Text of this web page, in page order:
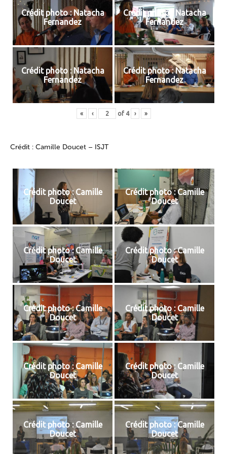
Crédit photo : Natacha
Fernandez
Crédit photo : Natacha
Fernandez
Crédit photo : Natacha
Fernandez
Crédit photo : Natacha
Fernandez
« ‹ of 4 › »
Crédit : Camille Doucet – ISJT
Crédit photo : Camille
Doucet
Crédit photo : Camille
Doucet
Crédit photo : Camille
Doucet
Crédit photo : Camille
Doucet
Crédit photo : Camille
Doucet
Crédit photo : Camille
Doucet
Crédit photo : Camille
Doucet
Crédit photo : Camille
Doucet
Crédit photo : Camille
Doucet
Crédit photo : Camille
Doucet